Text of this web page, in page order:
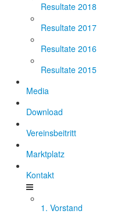
Resultate 2018
Resultate 2017
Resultate 2016
Resultate 2015
Media
Download
Vereinsbeitritt
Marktplatz
Kontakt
1. Vorstand